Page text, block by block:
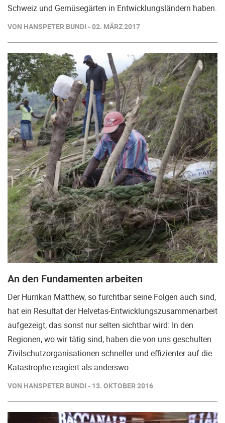
Schweiz und Gemüsegärten in Entwicklungsländern haben.
VON HANSPETER BUNDI - 02. MÄRZ 2017
An den Fundamenten arbeiten
Der Hurrikan Matthew, so furchtbar seine Folgen auch sind,
hat ein Resultat der Helvetas-Entwicklungszusammenarbeit
aufgezeigt, das sonst nur selten sichtbar wird: In den
Regionen, wo wir tätig sind, haben die von uns geschulten
Zivilschutzorganisationen schneller und effizienter auf die
Katastrophe reagiert als anderswo.
VON HANSPETER BUNDI - 13. OKTOBER 2016